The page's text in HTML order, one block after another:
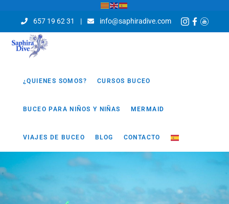
657 19 62 31 | info@saphiradive.com
¿QUIENES SOMOS? CURSOS BUCEO
BUCEO PARA NIÑOS Y NIÑAS MERMAID
VIAJES DE BUCEO BLOG CONTACTO